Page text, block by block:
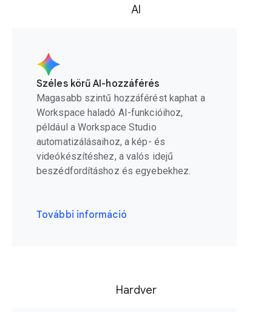
AI
Széles körű AI-hozzáférés
Magasabb szintű hozzáférést kaphat a
Workspace haladó AI-funkcióihoz,
például a Workspace Studio
automatizálásaihoz, a kép- és
videókészítéshez, a valós idejű
beszédfordításhoz és egyebekhez.
További információ
Hardver